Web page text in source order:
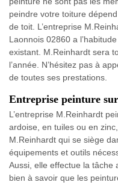
peindre votre toiture
de toit. L’entreprise
Laonnois 02860 a
existant. M.Reinhardt sera
l’année. N’hésitez pas à
de toutes ses prestations.
Entreprise peinture
L’entreprise M.Reinhardt
ardoise, en tuiles ou en
M.Reinhardt qui se siège
équipements et outils
Aussi, elle effectue la tâche
bien à savoir que les